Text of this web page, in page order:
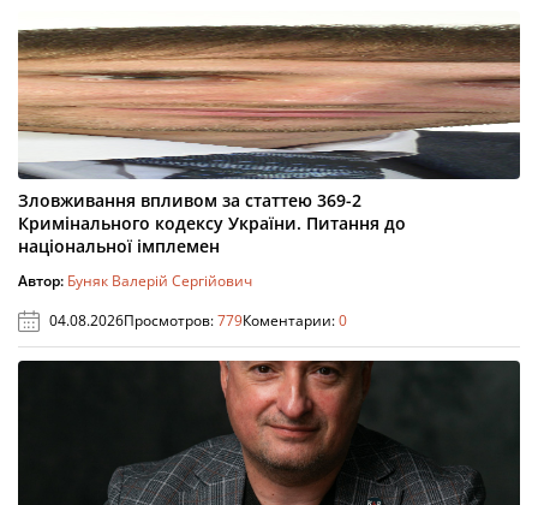
Зловживання впливом за статтею 369-2
Кримінального кодексу України. Питання до
національної імплемен
Автор: Буняк Валерій Сергійович
04.08.2026Просмотров:779Коментарии:0